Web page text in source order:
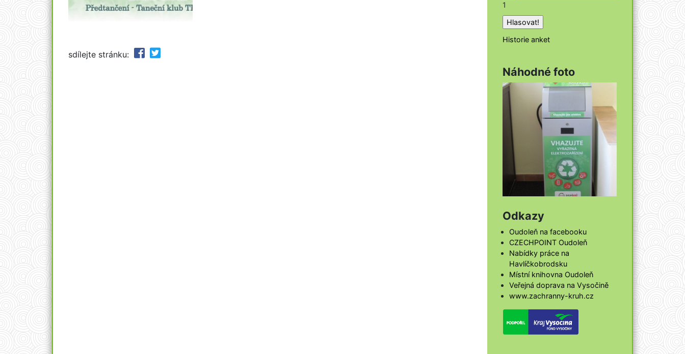
sdílejte stránku:
1
Historie anket
Náhodné foto
Odkazy
Oudoleň na facebooku
CZECHPOINT Oudoleň
Nabídky práce na
Havlíčkobrodsku
Místní knihovna Oudoleň
Veřejná doprava na Vysočině
www.zachranny-kruh.cz